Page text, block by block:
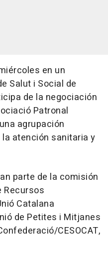
en un
Salut i Social de
de la negociación
Patronal
agrupación
atención sanitaria y
parte de la comisión
Recursos
Catalana
de Petites i Mitjanes
CESOCAT,